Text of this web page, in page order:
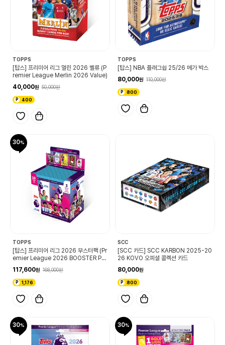
TOPPS
[탑스] 프리미어 리그 멀린 2026 벨류 (P
remier League Merlin 2026 Value)
40,000
50,000
400
TOPPS
[탑스] NBA 플래그쉽 25/26 메가 박스
80,000
110,000
800
30
TOPPS
[탑스] 프리미어 리그 2026 부스터팩 (Pr
emier League 2026 BOOSTER PA
117,600 168,000
1,176
SCC
[SCC 카드] SCC KARBON 2025-20
26 KOVO 오피셜 콜렉션 카드
80,000
800
30 30